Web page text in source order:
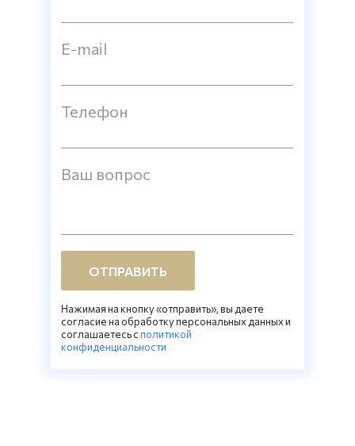
E-mail
Телефон
Ваш вопрос
ОТПРАВИТЬ
Нажимая на кнопку «отправить», вы даете
согласие на обработку персональных данных и
соглашаетесь cполитикой
конфиденциальности